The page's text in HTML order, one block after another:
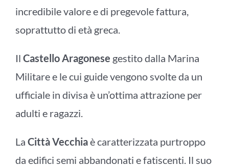
incredibile valore e di pregevole fattura,
soprattutto di età greca.
Il Castello Aragonese gestito dalla Marina
Militare e le cui guide vengono svolte da un
ufficiale in divisa è un’ottima attrazione per
adulti e ragazzi.
La Città Vecchiaè caratterizzata purtroppo
da edifici semi abbandonati e fatiscenti. Il suo